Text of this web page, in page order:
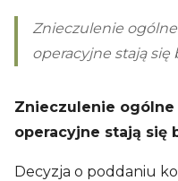
Znieczulenie
operacyjne stają się
Znieczulenie
operacyjne stają się
Decyzja o poddaniu